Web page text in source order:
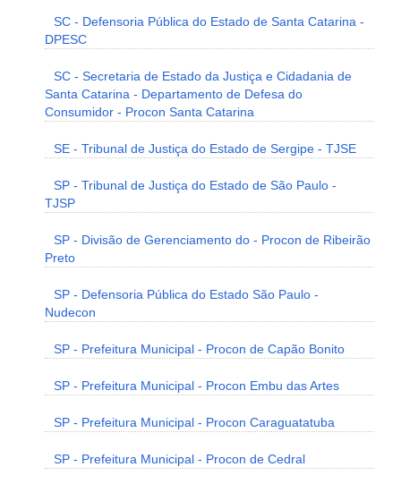
SC - Defensoria Pública do Estado de Santa Catarina -
DPESC
SC - Secretaria de Estado da Justiça e Cidadania de
Santa Catarina - Departamento de Defesa do
Consumidor - Procon Santa Catarina
SE - Tribunal de Justiça do Estado de Sergipe - TJSE
SP - Tribunal de Justiça do Estado de São Paulo -
TJSP
SP - Divisão de Gerenciamento do - Procon de Ribeirão
Preto
SP - Defensoria Pública do Estado São Paulo -
Nudecon
SP - Prefeitura Municipal - Procon de Capão Bonito
SP - Prefeitura Municipal - Procon Embu das Artes
SP - Prefeitura Municipal - Procon Caraguatatuba
SP - Prefeitura Municipal - Procon de Cedral